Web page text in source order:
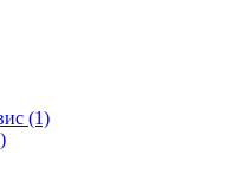
(1)